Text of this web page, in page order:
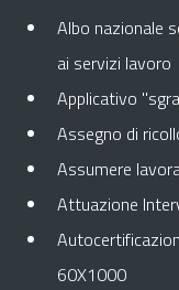
Albo nazionale
ai servizi lavoro
Applicativo
Assegno di
Assumere
Attuazione
60X1000